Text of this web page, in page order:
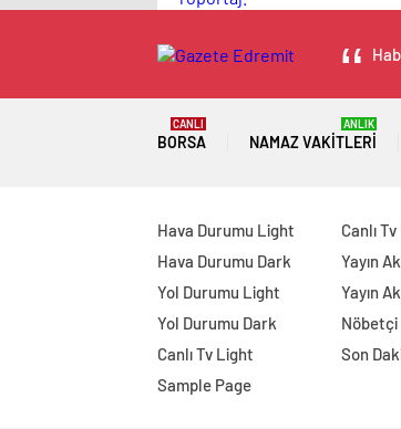
BORSA
CANLI
NAMAZ VAKITLERI
ANLIK
Hava Durumu Light
Hava Durumu Dark
Yol Durumu Light
Yol Durumu Dark
Canlı Tv Light
Sample Page
Canlı
Yayın
Yayın
Son